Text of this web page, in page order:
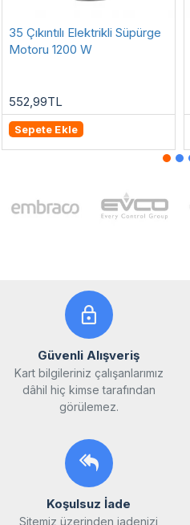
35 Çıkıntılı Elektrikli Süpürge
Motoru 1200 W
552,99TL
Sepete Ekle
Güvenli Alışveriş
Kart bilgileriniz çalışanlarımız
dâhil hiç kimse tarafından
görülemez.
Koşulsuz İade
Sitemiz üzerinden iadenizi